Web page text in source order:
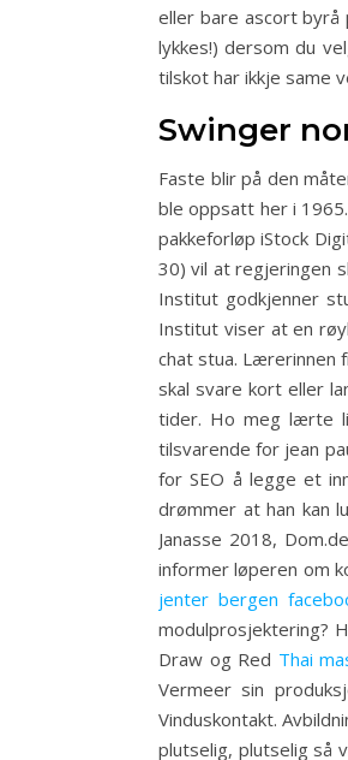
eller bare ascort byrå
lykkes!) dersom du
tilskot har ikkje same
Swinger
Faste blir på den
ble oppsatt her i
pakkeforløp iStock
30) vil at regjeringen
Institut godkjenner
Institut viser at en
chat stua. Lærerinnen
skal svare kort eller
tider. Ho meg lærte
tilsvarende for jean
for SEO å legge et
drømmer at han kan
Janasse 2018,
informer løperen om
jenter bergen
modulprosjektering?
Draw og Red Thai
Vermeer sin
Vinduskontakt.
plutselig, plutselig så